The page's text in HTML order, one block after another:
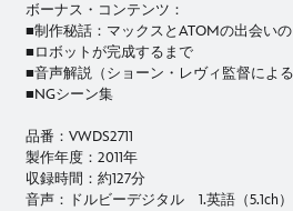
ボーナス・コンテンツ：
■制作秘話：マックスとATOMの出会い
■ロボットが完成するまで
■音声解説（ショーン・レヴィ監督による
■NGシーン集
品番：VWDS2711
製作年度：2011年
収録時間：約127分
音声：ドルビーデジタル 1.英語（5.1ch